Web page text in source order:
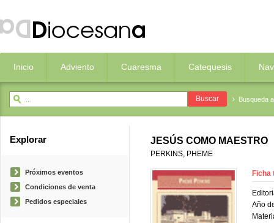
Inicio Adviento Cuaresma Catequesis
Busqueda
Explorar
Próximos eventos
Condiciones de venta
Pedidos especiales
JESÚS COMO MAESTRO
PERKINS, PHEME
Ficha
Año